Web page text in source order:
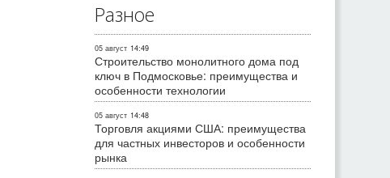
Разное
05 август 14:49
Строительство монолитного дома под
ключ в Подмосковье: преимущества и
особенности технологии
05 август 14:48
Торговля акциями США: преимущества
для частных инвесторов и особенности
рынка